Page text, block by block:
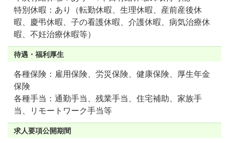
特別休暇：あり（転勤休暇、生理休暇、産前産後休
暇、慶弔休暇、子の看護休暇、介護休暇、病気治療休
暇、不妊治療休暇等）
待遇・福利厚生
各種保険：雇用保険、労災保険、健康保険、厚生年金
保険
各種手当：通勤手当、残業手当、住宅補助、家族手
当、リモートワーク手当等
求人要項公開期間